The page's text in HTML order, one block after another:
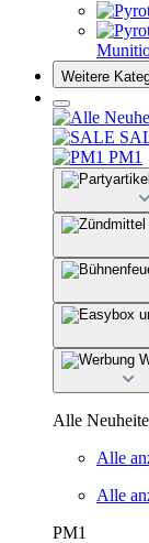
Weitere
PM1
Alle
Alle
Alle
PM1